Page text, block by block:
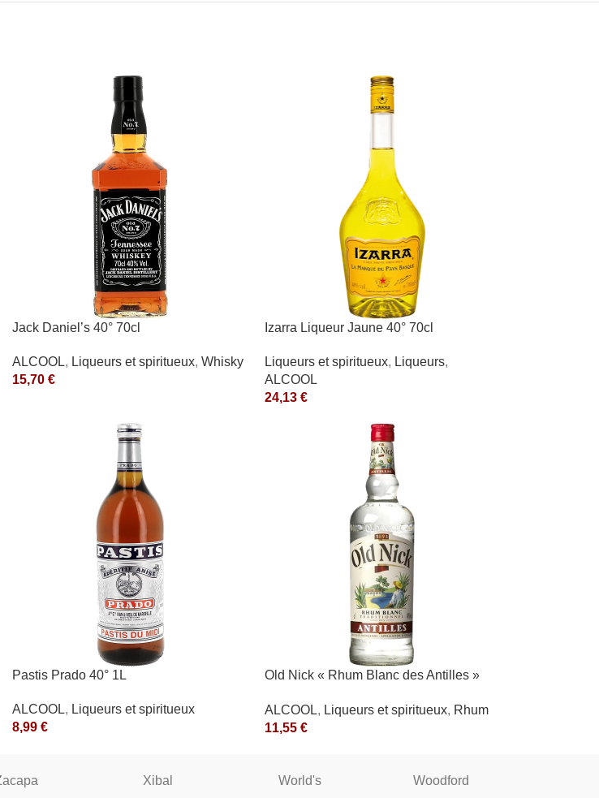
Jack Daniel’s 40° 70cl
ALCOOL, Liqueurs et spiritueux, Whisky
15,70 €
Izarra Liqueur Jaune 40° 70cl
Liqueurs et spiritueux, Liqueurs,
ALCOOL
24,13 €
Pastis Prado 40° 1L
ALCOOL, Liqueurs et spiritueux
8,99 €
Old Nick « Rhum Blanc des Antilles »
ALCOOL, Liqueurs et spiritueux, Rhum
11,55 €
Xibal World's Woodford